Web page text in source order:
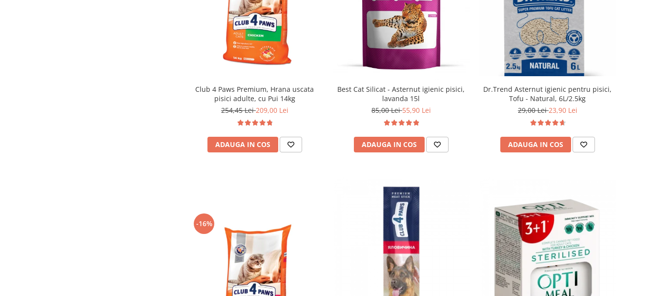
Club 4 Paws Premium, Hrana uscata
pisici adulte, cu Pui 14kg
254,45 Lei209,00 Lei
ADAUGA IN COS
Best Cat Silicat - Asternut igienic pisici,
lavanda 15l
85,00 Lei55,90 Lei
ADAUGA IN COS
Dr.Trend Asternut igienic pentru pisici,
Tofu - Natural, 6L/2.5kg
29,00 Lei23,90 Lei
ADAUGA IN COS
-16%